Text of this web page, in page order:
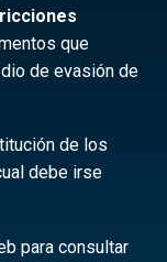
que
de evasión de
de los
debe irse
para consultar